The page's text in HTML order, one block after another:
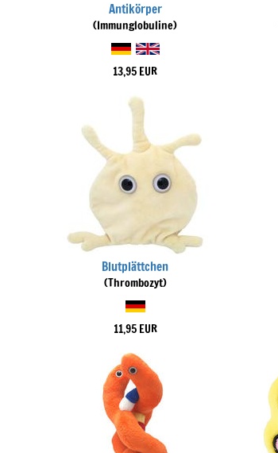
Antikörper
(Immunglobuline)
13,95 EUR
Blutplättchen
(Thrombozyt)
11,95 EUR